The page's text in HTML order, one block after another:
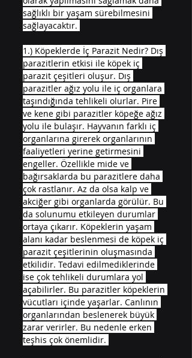
sağlıklı bir yaşam sürebilmesini
sağlayacaktır.
1.) Köpeklerde İç Parazit Nedir? Dış
parazitlerin etkisi ile köpek iç
parazit çeşitleri oluşur. Dış
parazitler ağız yolu ile iç organlara
taşındığında tehlikeli olurlar. Pire
ve kene gibi parazitler köpeğe ağız
yolu ile bulaşır. Hayvanın farklı iç
organlarına girerek organlarının
faaliyetleri yerine getirmesini
engeller. Özellikle mide ve
bağırsaklarda bu parazitlere daha
çok rastlanır. Az da olsa kalp ve
akciğer gibi organlarda görülür. Bu
da solunumu etkileyen durumlar
ortaya çıkarır. Köpeklerin yaşam
alanı kadar beslenmesi de köpek iç
parazit çeşitlerinin oluşmasında
etkilidir. Tedavi edilmediklerinde
ise çok tehlikeli durumlara yol
açabilirler. Bu parazitler köpeklerin
vücutları içinde yaşarlar. Canlının
organlarından beslenerek büyük
zarar verirler. Bu nedenle erken
teşhis çok önemlidir.